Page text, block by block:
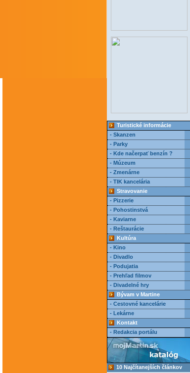
Turistické informácie
- Skanzen
- Parky
- Kde načerpať benzín ?
- Múzeum
- Zmenárne
- TIK kancelária
Stravovanie
- Pizzerie
- Pohostinstvá
- Kaviarne
- Reštaurácie
Kultúra
- Kino
- Divadlo
- Podujatia
- Prehľad filmov
- Divadelné hry
Bývam v Martine
- Cestovné kancelárie
- Lekárne
Kontakt
- Redakcia portálu
10 Najčítanejších článkov